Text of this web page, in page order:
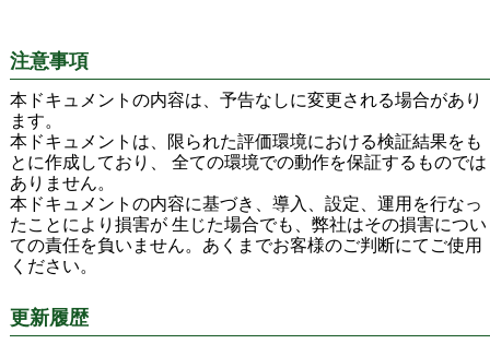
注意事項
本ドキュメントの内容は、予告なしに変更される場合があり
ます。
本ドキュメントは、限られた評価環境における検証結果をも
とに作成しており、 全ての環境での動作を保証するものでは
ありません。
本ドキュメントの内容に基づき、導入、設定、運用を行なっ
たことにより損害が 生じた場合でも、弊社はその損害につい
ての責任を負いません。あくまでお客様のご判断にてご使用
ください。
更新履歴